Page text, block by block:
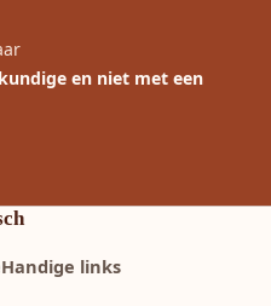
en niet met een
Handige links